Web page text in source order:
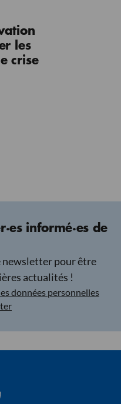
les
crise
informé·es de
newsletter pour être
actualités !
données personnelles